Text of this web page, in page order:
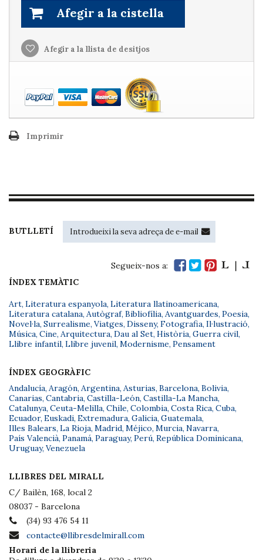
Afegir a la cistella
Afegir a la llista de desitjos
Imprimir
BUTLLETÍ
Segueix-nos a:
ÍNDEX TEMÀTIC
Art, Literatura espanyola, Literatura llatinoamericana,
Literatura catalana, Autògraf, Bibliofília, Avantguardes, Poesia,
Novel·la, Surrealisme, Viatges, Disseny, Fotografia, Il·lustració,
Música, Cine, Arquitectura, Dau al Set, Història, Guerra civil,
Llibre infantil, Llibre juvenil, Modernisme, Pensament
ÍNDEX GEOGRÀFIC
Andalucía, Aragón, Argentina, Asturias, Barcelona, Bolivia,
Canarias, Cantabria, Castilla-León, Castilla-La Mancha,
Catalunya, Ceuta-Melilla, Chile, Colombia, Costa Rica, Cuba,
Ecuador, Euskadi, Extremadura, Galicia, Guatemala,
Illes Balears, La Rioja, Madrid, Méjico, Murcia, Navarra,
País Valencià, Panamá, Paraguay, Perú, República Dominicana,
Uruguay, Venezuela
LLIBRES DEL MIRALL
C/ Bailèn, 168, local 2
08037 - Barcelona
(34) 93 476 54 11
contacte@llibresdelmirall.com
Horari de la llibreria